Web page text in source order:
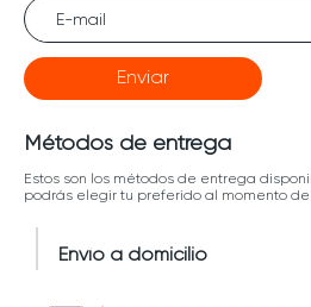
Enviar
Métodos de entrega
Estos son los métodos de entrega
podrás elegir tu preferido al momento
Envío a domicilio